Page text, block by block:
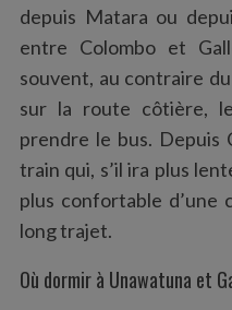
depuis Matara ou
entre Colombo et
souvent, au contraire
sur la route côtière,
prendre le bus. Depuis
train qui, s’il ira plus
plus confortable d’une
long trajet.
Où dormir à Unawatuna et